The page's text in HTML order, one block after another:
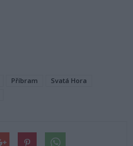
Příbram
Svatá Hora